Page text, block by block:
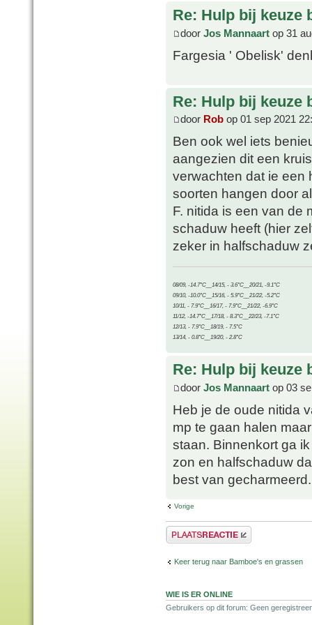
Re: Hulp bij keuze
door Jos Mannaart op 31
Fargesia ' Obelisk'
Re: Hulp bij keuze
door Rob op 01 sep 2021
Ben ook wel iets
aangezien dit een
verwachten dat ie een
soorten hangen door
F. nitida is een van de
schaduw heeft (hier
zeker in halfschaduw
08/09, -14.7°C__14/15, - 3.6°C__20/21, -9.1°C
09/10, -10.0°C__15/16, - 5.9°C__21/22, -5.2°C
10/11, - 7.9°C__16/17, - 7.9°C__21/22, -6.9°C
11/12, -14.7°C__17/18, - 8.3°C__22/23, -7.1°C
12/13, - 7.9°C__18/19, - 7.5°C
13/14, - 0.8°C__19/20, - 2.8°C
Re: Hulp bij keuze
door Jos Mannaart op 03
Heb je de oude nitida
mp te gaan halen
staan. Binnenkort ga
zon en halfschaduw
best van gecharmeerd.
Vorige
Plaats een reactie
Keer terug naar Bamboe's en grassen
WIE IS ER ONLINE
Gebruikers op dit forum: Geen